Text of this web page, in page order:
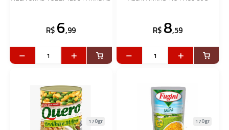
R$ 6,99 R$ 8,59
170gr 170gr